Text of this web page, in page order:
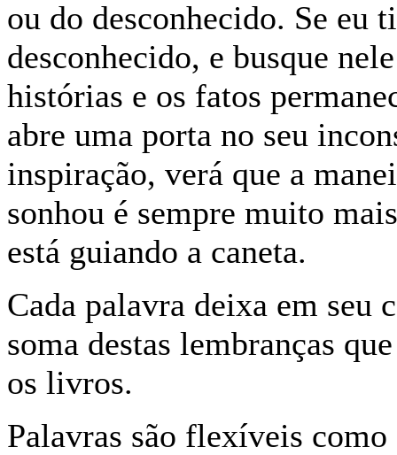
ou do desconhecido. Se eu
desconhecido, e busque
histórias e os fatos
abre uma porta no seu
inspiração, verá que a
sonhou é sempre muito
está guiando a caneta.
Cada palavra deixa em seu
soma destas lembranças
os livros.
Palavras são flexíveis como